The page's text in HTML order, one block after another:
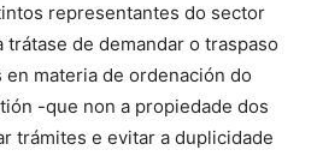
representantes do sector
de demandar o traspaso
materia de ordenación do
-que non a propiedade dos
trámites e evitar a duplicidade